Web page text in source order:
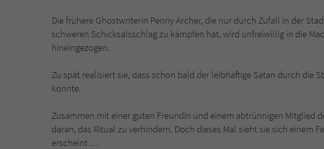
Die frühere Ghostwriterin Penny Archer, die nur durch Zufall in der
schweren Schicksalsschlag zu kämpfen hat, wird unfreiwillig in die
hineingezogen.
Zu spät realisiert sie, dass schon bald der leibhaftige Satan durch die
könnte.
Zusammen mit einer guten Freundin und einem abtrünnigen Mitglied
daran, das Ritual zu verhindern. Doch dieses Mal sieht sie sich einem
erscheint …
Name
Laufzeit 1 Jahr
Name